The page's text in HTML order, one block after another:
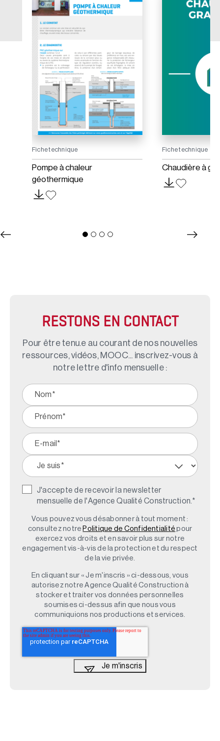
Fiche technique
Pompe à chaleur
géothermique
Fiche technique
Chaudière à
RESTONS EN CONTACT
Pour être tenu.e au courant de nos nouvelles
ressources, vidéos, MOOC... inscrivez-vous à
notre lettre d'info mensuelle :
J'accepte de recevoir la newsletter
mensuelle de l'Agence Qualité Construction. *
Vous pouvez vous désabonner à tout moment :
consultez notre Politique de Confidentialité pour
exercez vos droits et en savoir plus sur notre
engagement vis-à-vis de la protection et du respect
de la vie privée.
En cliquant sur « Je m'inscris » ci-dessous, vous
autorisez notre Agence Qualité Construction à
stocker et traiter vos données personnelles
soumises ci-dessus afin que nous vous
communiquions nos productions et services.